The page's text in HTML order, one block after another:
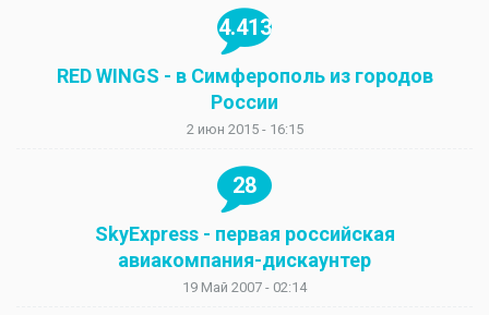
4.413
RED WINGS - в Симферополь из городов
России
2 июн 2015 - 16:15
28
SkyExpress - первая российская
авиакомпания-дискаунтер
19 Май 2007 - 02:14